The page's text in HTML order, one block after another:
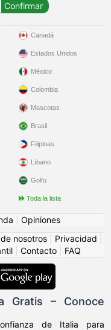
Canadá
Estados Unidos
México
Colombia
Mascotas
Brasil
Filipinas
Líbano
Golfo
Toda la lista
Opiniones
nosotros Privacidad
Contacto FAQ
Gratis – Conoce
de Italia para